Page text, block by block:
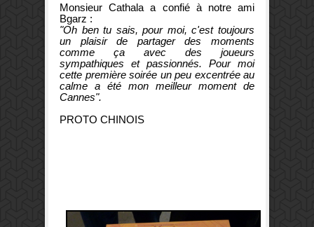
Monsieur Cathala a confié à notre ami
Bgarz :
"Oh ben tu sais, pour moi, c'est toujours
un plaisir de partager des moments
comme ça avec des joueurs
sympathiques et passionnés. Pour moi
cette première soirée un peu excentrée au
calme a été mon meilleur moment de
Cannes".
PROTO CHINOIS